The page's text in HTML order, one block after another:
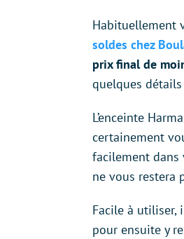
Habituellement
soldes chez
prix final de
quelques
L’enceinte
certainement
facilement dans
ne vous restera
Facile à
pour ensuite y